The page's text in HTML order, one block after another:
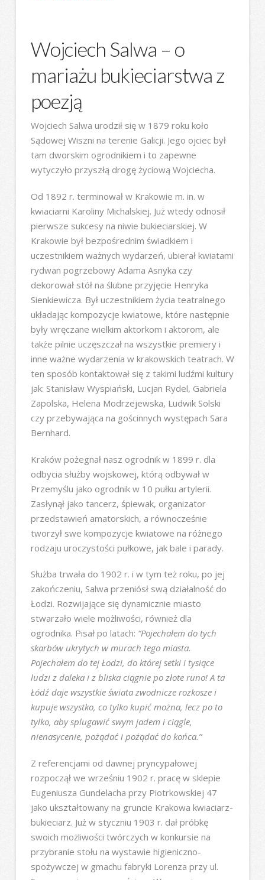
Wojciech Salwa – o
mariażu bukieciarstwa z
poezją
Wojciech Salwa urodził się w 1879 roku koło
Sądowej Wiszni na terenie Galicji. Jego ojciec był
tam dworskim ogrodnikiem i to zapewne
wytyczyło przyszłą drogę życiową Wojciecha.
Od 1892 r. terminował w Krakowie m. in. w
kwiaciarni Karoliny Michalskiej. Już wtedy odnosił
pierwsze sukcesy na niwie bukieciarskiej. W
Krakowie był bezpośrednim świadkiem i
uczestnikiem ważnych wydarzeń, ubierał kwiatami
rydwan pogrzebowy Adama Asnyka czy
dekorował stół na ślubne przyjęcie Henryka
Sienkiewicza. Był uczestnikiem życia teatralnego
układając kompozycje kwiatowe, które następnie
były wręczane wielkim aktorkom i aktorom, ale
także pilnie uczęszczał na wszystkie premiery i
inne ważne wydarzenia w krakowskich teatrach. W
ten sposób kontaktował się z takimi ludźmi kultury
jak: Stanisław Wyspiański, Lucjan Rydel, Gabriela
Zapolska, Helena Modrzejewska, Ludwik Solski
czy przebywająca na gościnnych występach Sara
Bernhard.
Kraków pożegnał nasz ogrodnik w 1899 r. dla
odbycia służby wojskowej, którą odbywał w
Przemyślu jako ogrodnik w 10 pułku artylerii.
Zasłynął jako tancerz, śpiewak, organizator
przedstawień amatorskich, a równocześnie
tworzył swe kompozycje kwiatowe na różnego
rodzaju uroczystości pułkowe, jak bale i parady.
Służba trwała do 1902 r. i w tym też roku, po jej
zakończeniu, Salwa przeniósł swą działalność do
Łodzi. Rozwijające się dynamicznie miasto
stwarzało wiele możliwości, również dla
ogrodnika. Pisał po latach: “Pojechałem do tych
skarbów ukrytych w murach tego miasta.
Pojechałem do tej Łodzi, do której setki i tysiące
ludzi z daleka i z bliska ciągnie po złote runo! A ta
Łódź daje wszystkie świata zwodnicze rozkosze i
kupuje wszystko, co tylko kupić można, lecz po to
tylko, aby splugawić swym jadem i ciągle,
nienasycenie, pożądać i pożądać do końca.”
Z referencjami od dawnej pryncypałowej
rozpoczął we wrześniu 1902 r. pracę w sklepie
Eugeniusza Gundelacha przy Piotrkowskiej 47
jako ukształtowany na gruncie Krakowa kwiaciarz-
bukieciarz. Już w styczniu 1903 r. dał próbkę
swoich możliwości twórczych w konkursie na
przybranie stołu na wystawie higieniczno-
spożywczej w gmachu fabryki Lorenza przy ul.